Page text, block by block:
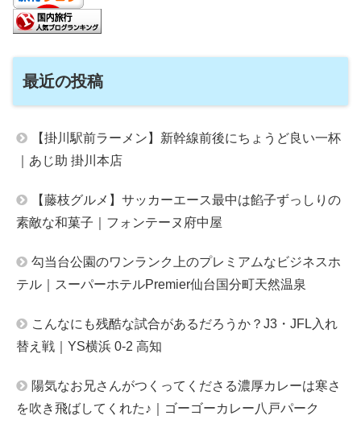
最近の投稿
【掛川駅前ラーメン】新幹線前後にちょうど良い一杯
｜あじ助 掛川本店
【藤枝グルメ】サッカーエース最中は餡子ずっしりの
素敵な和菓子｜フォンテーヌ府中屋
勾当台公園のワンランク上のプレミアムなビジネスホ
テル｜スーパーホテルPremier仙台国分町天然温泉
こんなにも残酷な試合があるだろうか？J3・JFL入れ
替え戦｜YS横浜 0-2 高知
陽気なお兄さんがつくってくださる濃厚カレーは寒さ
を吹き飛ばしてくれた♪｜ゴーゴーカレー八戸パーク